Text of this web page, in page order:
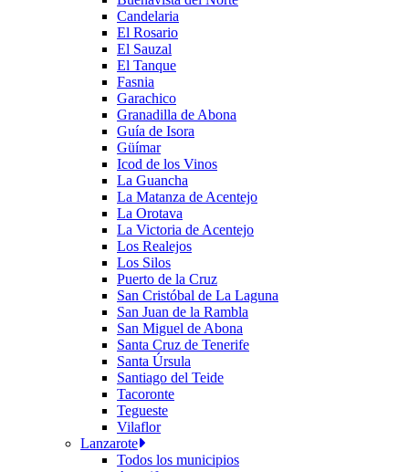
Candelaria
El Rosario
El Sauzal
El Tanque
Fasnia
Garachico
Granadilla de Abona
Guía de Isora
Güímar
Icod de los Vinos
La Guancha
La Matanza de Acentejo
La Orotava
La Victoria de Acentejo
Los Realejos
Los Silos
Puerto de la Cruz
San Cristóbal de La Laguna
San Juan de la Rambla
San Miguel de Abona
Santa Cruz de Tenerife
Santa Úrsula
Santiago del Teide
Tacoronte
Tegueste
Vilaflor
Lanzarote
Todos los municipios